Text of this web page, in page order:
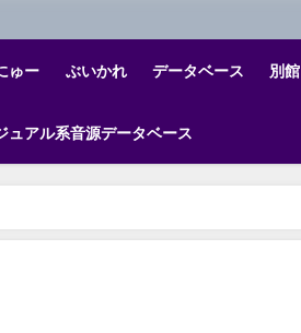
ゅー ぶいかれ データベース 別館
ュアル系音源データベース